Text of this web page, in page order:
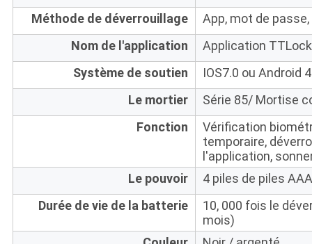
Méthode de déverrouillage
App, mot de
Nom de l'application
Application
Système de soutien
IOS7.0 ou Android
Le mortier
Série 85/ Mortise
Fonction
Vérification
temporaire,
l'application,
Le pouvoir
4 piles de piles
Durée de vie de la batterie
10, 000 fois le
mois)